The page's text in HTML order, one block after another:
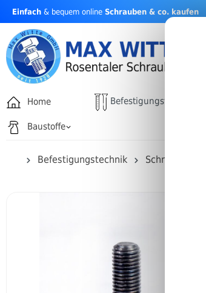
springen
Einfach & bequem online Schrauben & co. kaufen
Home Befestigungstechnik
Baustoffe
Befestigungstechnik Schrauben